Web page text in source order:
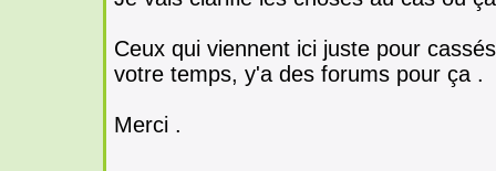
Ceux qui viennent ici juste pour
votre temps, y'a des forums pour ça .
Merci .